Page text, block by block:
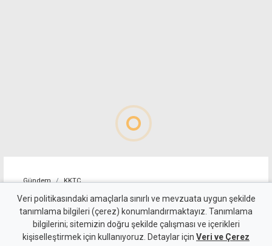
Gündem KKTC
Girne-Değirmenlik Dağ
Yolu'nun bir bölümü trafiğe
Veri politikasındaki amaçlarla sınırlı ve mevzuata uygun şekilde
tanımlama bilgileri (çerez) konumlandırmaktayız. Tanımlama
bilgilerini; sitemizin doğru şekilde çalışması ve içerikleri
kişiselleştirmek için kullanıyoruz. Detaylar için Veri ve Çerez